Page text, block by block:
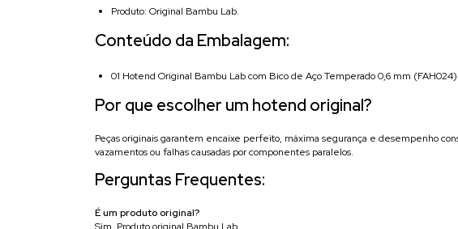
Produto: Original Bambu Lab.
Conteúdo da Embalagem:
01 Hotend Original Bambu Lab com Bico de Aço Temperado 0,6 mm (FAH024).
Por que escolher um hotend original?
Peças originais garantem encaixe perfeito, máxima segurança e desempenho
vazamentos ou falhas causadas por componentes paralelos.
Perguntas Frequentes:
É um produto original?
Sim. Produto original Bambu Lab.